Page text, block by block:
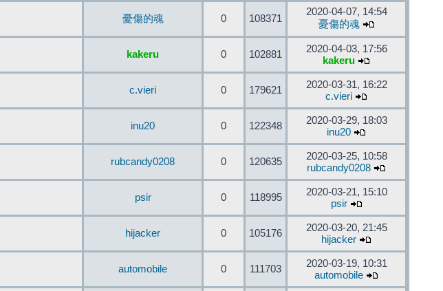
憂傷的魂 0 108371
2020-04-07, 14:54
憂傷的魂
kakeru 0 102881
2020-04-03, 17:56
kakeru
c.vieri 0 179621
2020-03-31, 16:22
c.vieri
inu20 0 122348
2020-03-29, 18:03
inu20
rubcandy0208 0 120635
2020-03-25, 10:58
rubcandy0208
psir 0 118995
2020-03-21, 15:10
psir
hijacker 0 105176
2020-03-20, 21:45
hijacker
automobile 0 111703
2020-03-19, 10:31
automobile